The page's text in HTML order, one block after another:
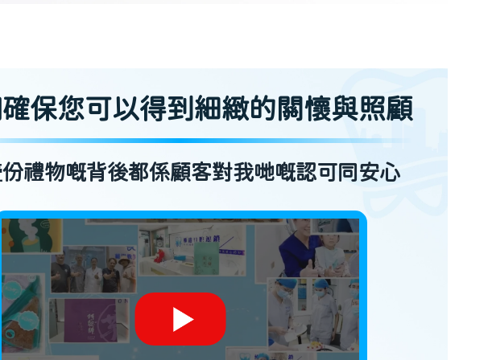
保您可以得到細緻的關懷與照顧
禮物嘅背後都係顧客對我哋嘅認可同安心